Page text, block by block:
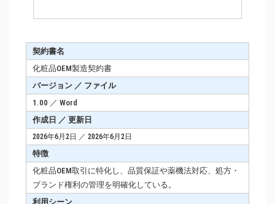
契約書名
化粧品OEM製造契約書
バージョン ／ ファイル
1.00 ／ Word
作成日 ／ 更新日
2026年6月2日 ／ 2026年6月2日
特徴
化粧品OEM取引に特化し、品質保証や薬機法対応、処方・
ブランド権利の管理を明確化している。
利用シーン